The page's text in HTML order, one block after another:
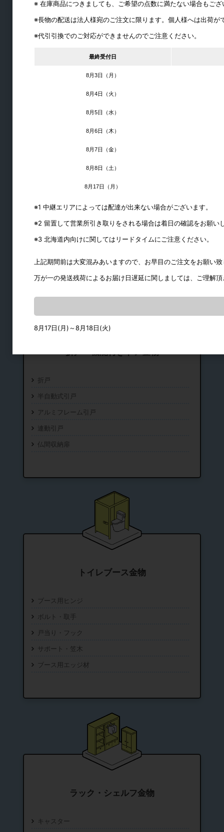
開戸金物
ドア用金物
フロアヒンジ
折戸
半自動式引戸
アルミフレーム引戸
連動引戸
仏間収納扉
トイレブース金物
ブース用ヒンジ
ボルト・取手
戸当り・フック
サポート・笠木
ブース用エッジ材
ラック・シェルフ金物
キャスター
※ 在庫商品につきましても、ご希望の点数に満たない場合もご
※長物の配送は法人様宛のご注文に限ります。個人様へは出荷が
※代引引換でのご対応ができませんのでご注意ください。
最終受付日
8月3日（月）
8月4日（火）
8月5日（水）
8月6日（木）
8月7日（金）
8月8日（土）
8月17日（月）
※1 中継エリアによっては配達が出来ない場合がございます。
※2 留置して営業所引き取りをされる場合は着日の確認をお願い
※3 北海道内向けに関してはリードタイムにご注意ください。
上記期間前は大変混みあいますので、お早目のご注文をお願い
万が一の発送残荷によるお届け日遅延に関しましては、ご理解
8月17日(月)～8月18日(火)